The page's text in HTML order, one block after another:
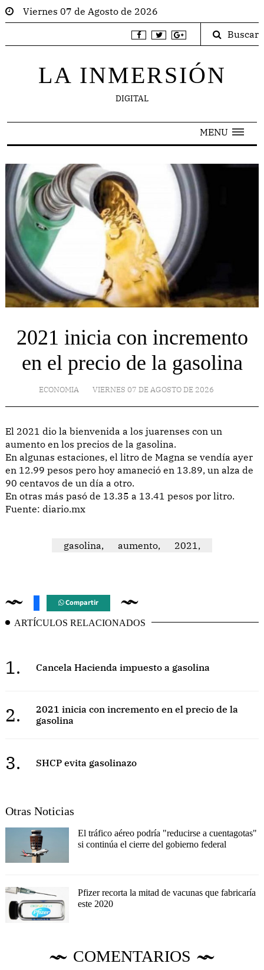
Viernes 07 de Agosto de 2026
Buscar
LA INMERSIÓN
DIGITAL
MENU
2021 inicia con incremento
en el precio de la gasolina
ECONOMIA VIERNES 07 DE AGOSTO DE 2026
El 2021 dio la bienvenida a los juarenses con un
aumento en los precios de la gasolina.
En algunas estaciones, el litro de Magna se vendía ayer
en 12.99 pesos pero hoy amaneció en 13.89, un alza de
90 centavos de un día a otro.
En otras más pasó de 13.35 a 13.41 pesos por litro.
Fuente: diario.mx
gasolina, aumento, 2021,
Compartir
ARTÍCULOS RELACIONADOS
1. Cancela Hacienda impuesto a gasolina
2.
2021 inicia con incremento en el precio de la
gasolina
3. SHCP evita gasolinazo
Otras Noticias
El tráfico aéreo podría "reducirse a cuentagotas"
si continúa el cierre del gobierno federal
Pfizer recorta la mitad de vacunas que fabricaría
este 2020
COMENTARIOS